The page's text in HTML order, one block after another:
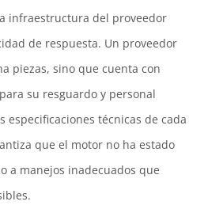
infraestructura del proveedor
de respuesta. Un proveedor
piezas, sino que cuenta con
su resguardo y personal
especificaciones técnicas de cada
que el motor no ha estado
a manejos inadecuados que